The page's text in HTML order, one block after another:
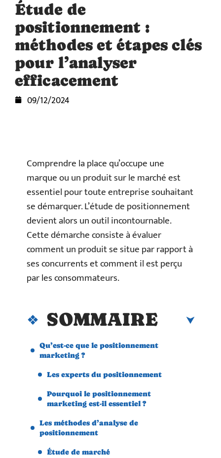
Étude de
positionnement :
méthodes et étapes clés
pour l’analyser
efficacement
09/12/2024
Comprendre la place qu’occupe une
marque ou un produit sur le marché est
essentiel pour toute entreprise souhaitant
se démarquer. L’étude de positionnement
devient alors un outil incontournable.
Cette démarche consiste à évaluer
comment un produit se situe par rapport à
ses concurrents et comment il est perçu
par les consommateurs.
SOMMAIRE
Qu’est-ce que le positionnement
marketing ?
Les experts du positionnement
Pourquoi le positionnement
marketing est-il essentiel ?
Les méthodes d’analyse de
positionnement
Étude de marché